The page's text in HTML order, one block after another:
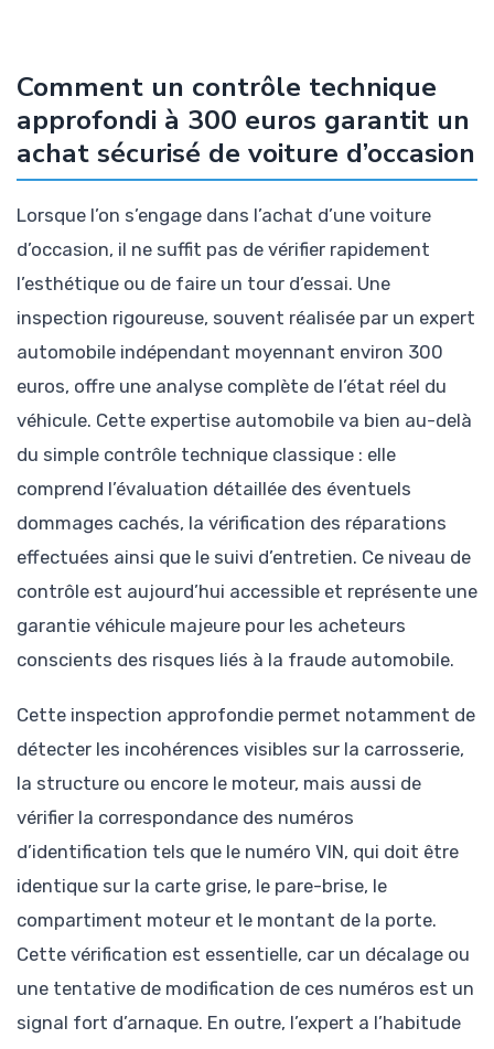
Comment un contrôle technique
approfondi à 300 euros garantit un
achat sécurisé de voiture d’occasion
Lorsque l’on s’engage dans l’achat d’une voiture
d’occasion, il ne suffit pas de vérifier rapidement
l’esthétique ou de faire un tour d’essai. Une
inspection rigoureuse, souvent réalisée par un expert
automobile indépendant moyennant environ 300
euros, offre une analyse complète de l’état réel du
véhicule. Cette expertise automobile va bien au-delà
du simple contrôle technique classique : elle
comprend l’évaluation détaillée des éventuels
dommages cachés, la vérification des réparations
effectuées ainsi que le suivi d’entretien. Ce niveau de
contrôle est aujourd’hui accessible et représente une
garantie véhicule majeure pour les acheteurs
conscients des risques liés à la fraude automobile.
Cette inspection approfondie permet notamment de
détecter les incohérences visibles sur la carrosserie,
la structure ou encore le moteur, mais aussi de
vérifier la correspondance des numéros
d’identification tels que le numéro VIN, qui doit être
identique sur la carte grise, le pare-brise, le
compartiment moteur et le montant de la porte.
Cette vérification est essentielle, car un décalage ou
une tentative de modification de ces numéros est un
signal fort d’arnaque. En outre, l’expert a l’habitude